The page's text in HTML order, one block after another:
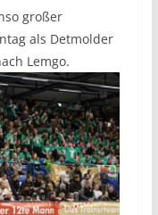
großer
als Detmolder
Lemgo.